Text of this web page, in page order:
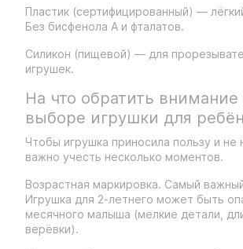
Пластик (сертифицированный) —
Без бисфенола А и фталатов.
Силикон (пищевой) — для
игрушек.
На что обратить внимание
выборе игрушки для
Чтобы игрушка приносила пользу и не
важно учесть несколько моментов.
Возрастная маркировка. Самый
Игрушка для 2-летнего может быть
месячного малыша (мелкие детали,
верёвки).